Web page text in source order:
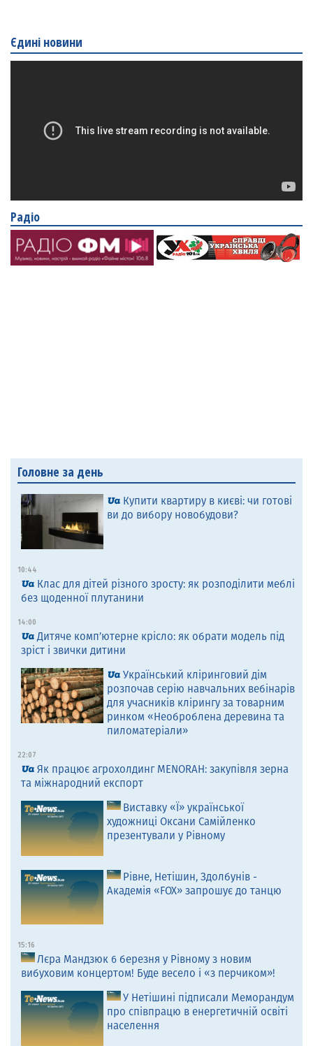
Єдині новини
Радіо
Головне за день
Купити квартиру в києві: чи готові
ви до вибору новобудови?
10:44
Клас для дітей різного зросту: як розподілити меблі
без щоденної плутанини
14:00
Дитяче комп’ютерне крісло: як обрати модель під
зріст і звички дитини
Український кліринговий дім
розпочав серію навчальних вебінарів
для учасників клірингу за товарним
ринком «Необроблена деревина та
пиломатеріали»
22:07
Як працює агрохолдинг MENORAH: закупівля зерна
та міжнародний експорт
Виставку «Ї» української
художниці Оксани Самійленко
презентували у Рівному
Рівне, Нетішин, Здолбунів -
Академія «FOX» запрошує до танцю
15:16
Лєра Мандзюк 6 березня у Рівному з новим
вибуховим концертом! Буде весело і «з перчиком»!
У Нетішині підписали Меморандум
про співпрацю в енергетичній освіті
населення